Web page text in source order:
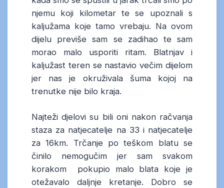
njemu koji kilometar te se upoznali s
kaljužama koje tamo vrebaju. Na ovom
dijelu previše sam se zadihao te sam
morao malo usporiti ritam. Blatnjav i
kaljužast teren se nastavio večim dijelom
jer nas je okruživala šuma kojoj na
trenutke nije bilo kraja.
Najteži djelovi su bili oni nakon račvanja
staza za natjecatelje na 33 i natjecatelje
za 16km. Trčanje po teškom blatu se
činilo nemogučim jer sam svakom
korakom pokupio malo blata koje je
otežavalo daljnje kretanje. Dobro se